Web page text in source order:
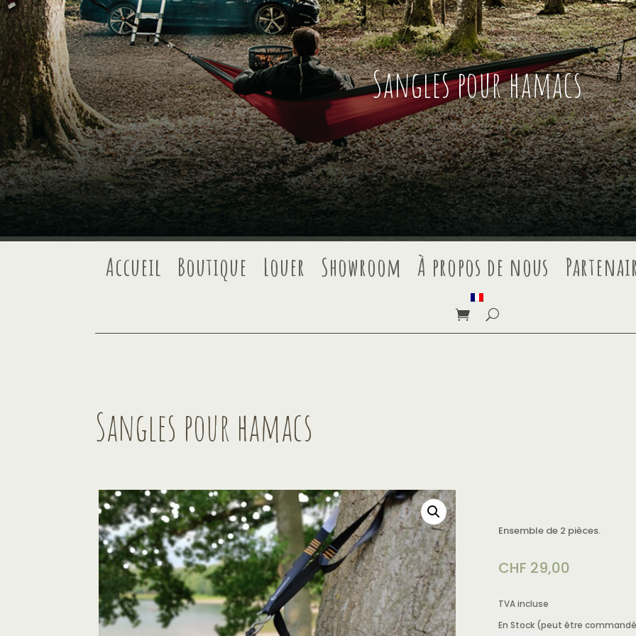
Sangles pour hamacs
Accueil Boutique Louer Showroom À propos de nous
Sangles pour hamacs
Ensemble de 2 pièces.
CHF 29,00
TVA incluse
En Stock (peut être